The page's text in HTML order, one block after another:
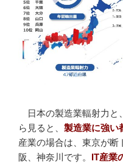
日本の製造業輻射力と
ら見ると、 製造業に強い
産業の場合は、東京が断
阪、神奈川です。 IT産業